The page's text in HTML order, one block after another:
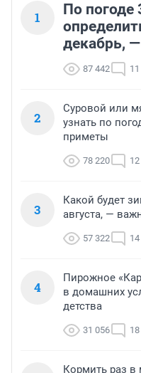
1
По погоде
декабрь,
87 442 11
2
Суровой или
узнать по
приметы
78 220 12
3
Какой будет
августа, —
57 322 14
4
Пирожное
в домашних
детства
31 056 18
Кормить раз